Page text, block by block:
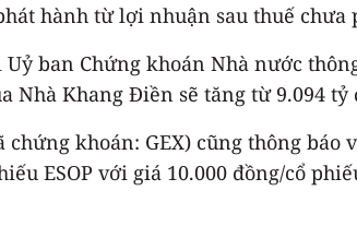
hành từ lợi nhuận sau thuế chưa
ban Chứng khoán Nhà nước
Nhà Khang Điền sẽ tăng từ 9.094
chứng khoán: GEX) cũng thông
ESOP với giá 10.000 đồng/cổ